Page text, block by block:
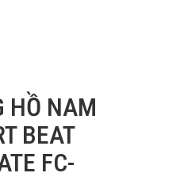
HỒ NAM
BEAT
FC-